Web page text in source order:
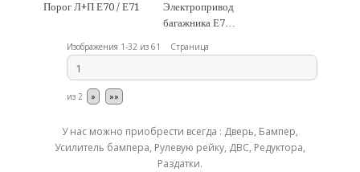
Порог Л+П Е70 / Е71
Электропривод
багажника Е7…
Изображения 1-32 из 61 Страница
из 2 » »»
У нас можно приобрести всегда : Дверь, Бампер,
Усилитель бампера, Рулевую рейку, ДВС, Редуктора,
Раздатки.